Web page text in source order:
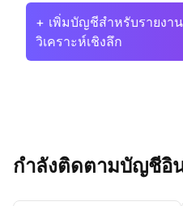
+ เพิ่มบัญชีสำหรับรายงา
วิเคราะห์เชิงลึก
กำลังติดตามบัญชีอิ